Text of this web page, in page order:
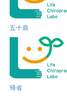
五十肩
帰省